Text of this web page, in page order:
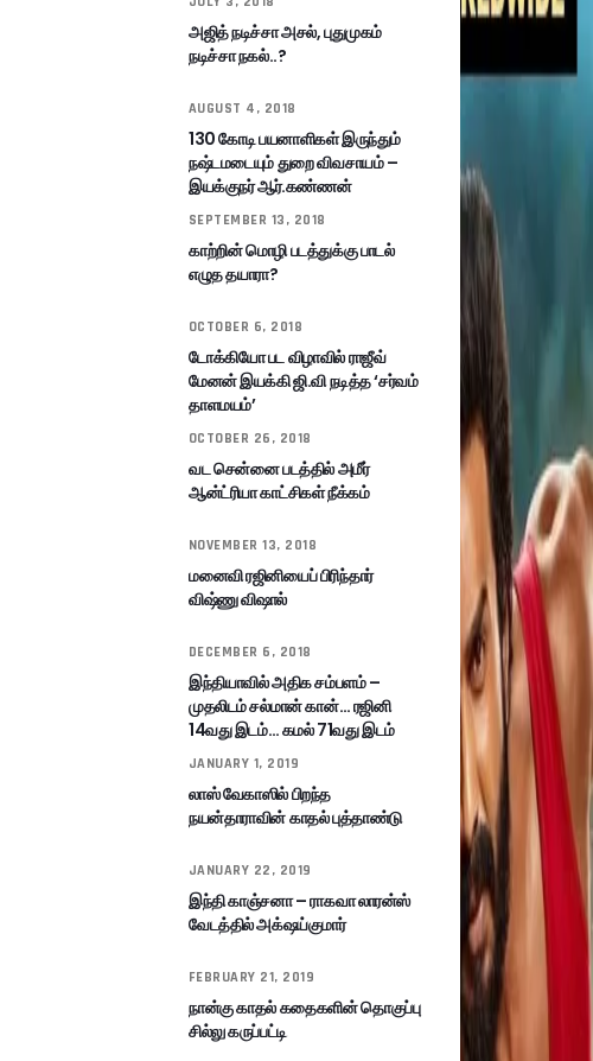
அஜித் நடிச்சா அசல், புதுமுகம்
நடிச்சா நகல்..?
AUGUST 4, 2018
130 கோடி பயனாளிகள் இருந்தும்
நஷ்டமடையும் துறை விவசாயம் –
இயக்குநர் ஆர்.கண்ணன்
SEPTEMBER 13, 2018
காற்றின் மொழி படத்துக்கு பாடல்
எழுத தயாரா?
OCTOBER 6, 2018
டோக்கியோ பட விழாவில் ராஜீவ்
மேனன் இயக்கி ஜி.வி நடித்த ‘சர்வம்
தாளமயம்’
OCTOBER 26, 2018
வட சென்னை படத்தில் அமீர்
ஆன்ட்ரியா காட்சிகள் நீக்கம்
NOVEMBER 13, 2018
மனைவி ரஜினியைப் பிரிந்தார்
விஷ்ணு விஷால்
DECEMBER 6, 2018
இந்தியாவில் அதிக சம்பளம் –
முதலிடம் சல்மான் கான்… ரஜினி
14வது இடம்… கமல் 71வது இடம்
JANUARY 1, 2019
லாஸ் வேகாஸில் பிறந்த
நயன்தாராவின் காதல் புத்தாண்டு
JANUARY 22, 2019
இந்தி காஞ்சனா – ராகவா லாரன்ஸ்
வேடத்தில் அக்‌ஷய்குமார்
FEBRUARY 21, 2019
நான்கு காதல் கதைகளின் தொகுப்பு
சில்லு கருப்பட்டி